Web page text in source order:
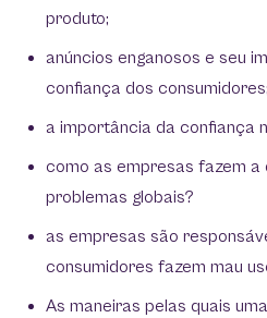
produto;
anúncios enganosos e seu
confiança dos consumidores;
a importância da confiança
como as empresas fazem
problemas globais?
as empresas são
consumidores fazem mau
As maneiras pelas quais